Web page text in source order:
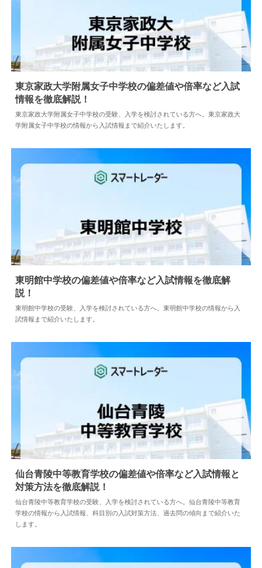
中学情報 2024.04.02
東京家政大学附属女子中学校の偏差値や倍率など入試
情報を徹底解説！
東京家政大学附属女子中学校の受験、入学を検討されている方へ。東京家政大
学附属女子中学校の情報から入試情報まで紹介いたします。
中学情報 2024.04.02
東明館中学校の偏差値や倍率など入試情報を徹底解
説！
東明館中学校の受験、入学を検討されている方へ。東明館中学校の情報から入
試情報まで紹介いたします。
中学情報 2024.04.18
仙台青陵中等教育学校の偏差値や倍率など入試情報と
対策方法を徹底解説！
仙台青陵中等教育学校の受験、入学を検討されている方へ。仙台青陵中等教育
学校の情報から入試情報、科目別の入試対策方法、過去問の傾向まで紹介いた
します。